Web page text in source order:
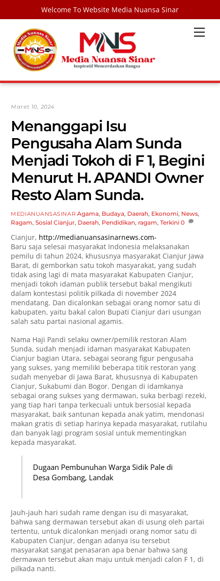
Welcome To Website Media Nuansa Sinar
content
Maret 10, 2024
Menanggapi Isu
Pengusaha Alam Sunda
Menjadi Tokoh di F 1, Begini
Menurut H. APANDI Owner
Resto Alam Sunda.
MEDIANUANSASINAR Agama, Budaya, Daerah, Ekonomi, News,
Ragam,Sosial Cianjur, Daerah, Pendidikan, ragam,Terkini 0
Cianjur, http://medianuansasinarnews.com-
Baru saja selesai masyarakat Indonesia melaksanakan
pemilu di tahun 2024, khususnya masyarakat Cianjur Jawa
Barat, di gemborkan satu tokoh masyarakat, yang sudah
tidak asing lagi di mata masyarakat Kabupaten Cianjur,
menjadi tokoh idaman publik tersebut bakal mengikuti
dalam kontestasi politik pilkada di november 2024
mendatang. Dan dicalonkan sebagai orang nomor satu di
kabupaten, yaitu bakal calon Bupati Cianjur dari usungan
salah satu partai nasional agamis.
Nama Haji Pandi selaku owner/pemilik restoran Alam
Sunda, sudah menjadi idaman masyarakat Kabupaten
Cianjur bagian Utara, sebagai seorang figur pengusaha
yang sukses, yang memiliki beberapa titik restoran yang
sudah menyebar di Jawa Barat, khususnya di Kabupaten
Cianjur, Sukabumi dan Bogor. Dengan di idamkanya
sebagai orang sukses yang dermawan, suka berbagi rezeki,
yang tiap hari tanpa terkecuali untuk bersosial kepada
masyarakat, baik santunan kepada anak yatim, mendonasi
makan gratis di setiap harinya kepada masyarakat, rutilahu
dan banyak lagi program sosial untuk mementingkan
kepada masyarakat.
Dugaan Pembunuhan Warga Sidik Pale di
Desa Gombang, Landak
Jauh-jauh hari sudah rame dengan isu di masyarakat,
bahwa sang dermawan tersebut akan di usung oleh partai
tertentu, untuk dicalonkan menjadi orang nomor satu di
Kabupaten Cianjur, dengan adanya isu tersebut
masyarakat sangat penasaran apa benar bahwa sang
dermawan tersebut akan maju untuk menjadi calon F 1, di
pilkada nanti.